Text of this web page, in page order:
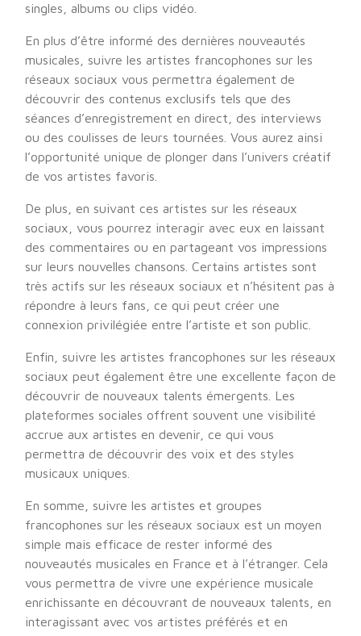
singles, albums ou clips vidéo.
En plus d’être informé des dernières nouveautés
musicales, suivre les artistes francophones sur les
réseaux sociaux vous permettra également de
découvrir des contenus exclusifs tels que des
séances d’enregistrement en direct, des interviews
ou des coulisses de leurs tournées. Vous aurez ainsi
l’opportunité unique de plonger dans l’univers créatif
de vos artistes favoris.
De plus, en suivant ces artistes sur les réseaux
sociaux, vous pourrez interagir avec eux en laissant
des commentaires ou en partageant vos impressions
sur leurs nouvelles chansons. Certains artistes sont
très actifs sur les réseaux sociaux et n’hésitent pas à
répondre à leurs fans, ce qui peut créer une
connexion privilégiée entre l’artiste et son public.
Enfin, suivre les artistes francophones sur les réseaux
sociaux peut également être une excellente façon de
découvrir de nouveaux talents émergents. Les
plateformes sociales offrent souvent une visibilité
accrue aux artistes en devenir, ce qui vous
permettra de découvrir des voix et des styles
musicaux uniques.
En somme, suivre les artistes et groupes
francophones sur les réseaux sociaux est un moyen
simple mais efficace de rester informé des
nouveautés musicales en France et à l’étranger. Cela
vous permettra de vivre une expérience musicale
enrichissante en découvrant de nouveaux talents, en
interagissant avec vos artistes préférés et en